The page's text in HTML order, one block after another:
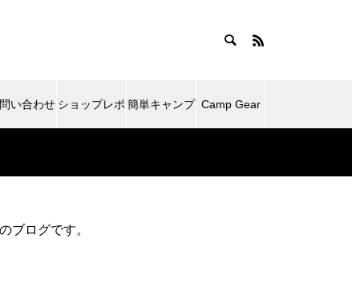
い合わせ ショップレポ 簡単キャンプ Camp Gear
ブログです。